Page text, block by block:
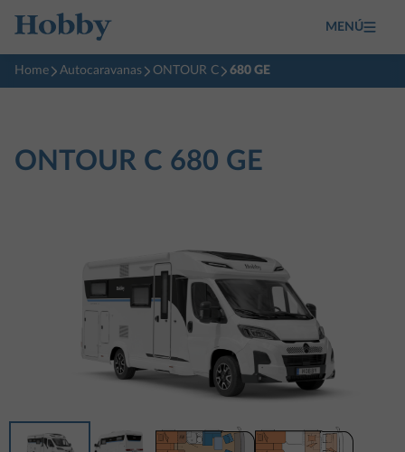
MENÚ
Home Autocaravanas ONTOUR C 680 GE
ONTOUR C 680 GE